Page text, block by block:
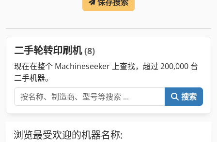
二手轮转印刷机(8)
现在在整个 Machineseeker 上查找，超过 200,000 台
二手机器。
搜索
浏览最受欢迎的机器名称: